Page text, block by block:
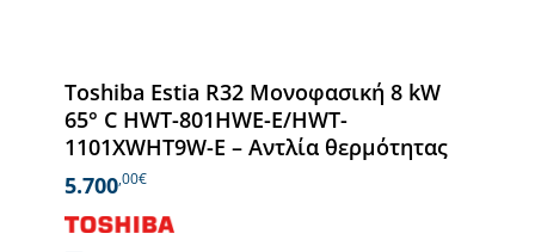
Toshiba Estia R32 Μονοφασική 8 kW
65° C HWT-801HWE-E/HWT-
1101XWHT9W-E – Αντλία θερμότητας
5.700,00€